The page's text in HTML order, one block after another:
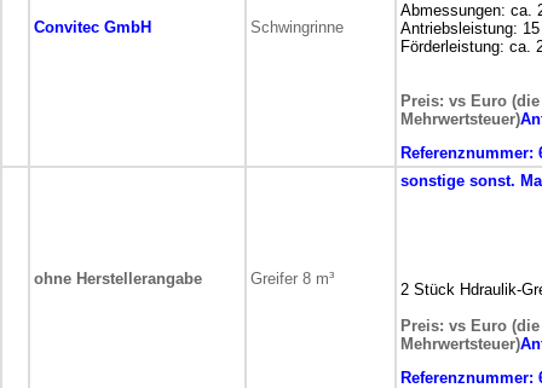
Convitec GmbH Schwingrinne
Abmessungen: ca.
Antriebsleistung:
Förderleistung: ca.
Preis: vs Euro
Mehrwertsteuer)
Referenznummer:
ohne Herstellerangabe Greifer 8 m³
sonstige sonst.
2 Stück Hdraulik-
Preis: vs Euro
Mehrwertsteuer)
Referenznummer: